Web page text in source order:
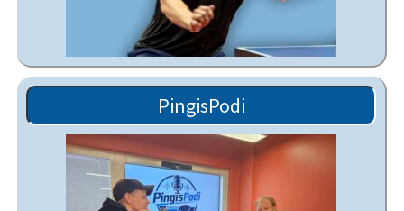
PingisPodi